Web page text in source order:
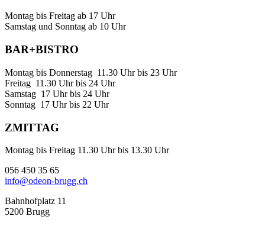
Montag bis Freitag ab 17 Uhr
Samstag und Sonntag ab 10 Uhr
BAR+BISTRO
Montag bis Donnerstag 11.30 Uhr bis 23 Uhr
Freitag 11.30 Uhr bis 24 Uhr
Samstag 17 Uhr bis 24 Uhr
Sonntag 17 Uhr bis 22 Uhr
ZMITTAG
Montag bis Freitag 11.30 Uhr bis 13.30 Uhr
056 450 35 65
info@odeon-brugg.ch
Bahnhofplatz 11
5200 Brugg